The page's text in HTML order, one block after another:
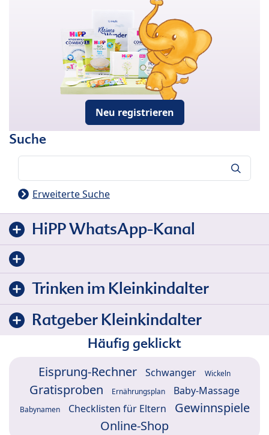
Neu registrieren
Suche
Erweiterte Suche
HiPP WhatsApp-Kanal
Trinken im Kleinkindalter
Ratgeber Kleinkindalter
Häufig geklickt
Eisprung-Rechner Schwanger Wickeln
Gratisproben Ernährungsplan Baby-Massage
Babynamen Checklisten für Eltern
Gewinnspiele
Online-Shop